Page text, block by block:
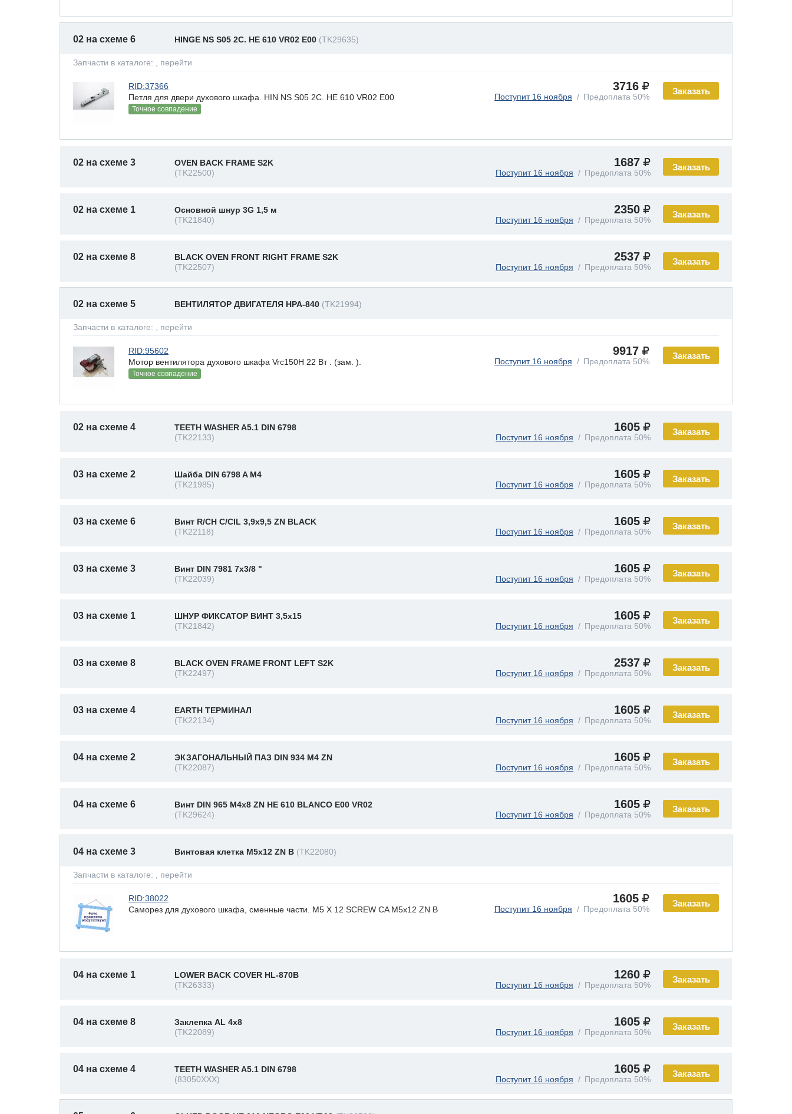
02 на схеме 6 HINGE NS S05 2C. HE 610 VR02 E00 (TK29635)
Запчасти в каталоге: , перейти
Заказать
RID:37366
Петля для двери духового шкафа. HIN NS S05 2C. HE 610 VR02 E00
Точное совпадение
3716
Поступит 16 ноября Предоплата 50%
Заказать
02 на схеме 3
OVEN BACK FRAME S2K
(TK22500)
1687
Поступит 16 ноября Предоплата 50%
Заказать
02 на схеме 1
Основной шнур 3G 1,5 м
(TK21840)
2350
Поступит 16 ноября Предоплата 50%
Заказать
02 на схеме 8
BLACK OVEN FRONT RIGHT FRAME S2K
(TK22507)
2537
Поступит 16 ноября Предоплата 50%
02 на схеме 5 ВЕНТИЛЯТОР ДВИГАТЕЛЯ HPA-840 (TK21994)
Запчасти в каталоге: , перейти
Заказать
RID:95602
Мотор вентилятора духового шкафа Vrc150H 22 Вт . (зам. ).
Точное совпадение
9917
Поступит 16 ноября Предоплата 50%
Заказать
02 на схеме 4
TEETH WASHER A5.1 DIN 6798
(TK22133)
1605
Поступит 16 ноября Предоплата 50%
Заказать
03 на схеме 2
Шайба DIN 6798 A M4
(TK21985)
1605
Поступит 16 ноября Предоплата 50%
Заказать
03 на схеме 6
Винт R/CH C/CIL 3,9x9,5 ZN BLACK
(TK22118)
1605
Поступит 16 ноября Предоплата 50%
Заказать
03 на схеме 3
Винт DIN 7981 7x3/8 "
(TK22039)
1605
Поступит 16 ноября Предоплата 50%
Заказать
03 на схеме 1
ШНУР ФИКСАТОР ВИНТ 3,5x15
(TK21842)
1605
Поступит 16 ноября Предоплата 50%
Заказать
03 на схеме 8
BLACK OVEN FRAME FRONT LEFT S2K
(TK22497)
2537
Поступит 16 ноября Предоплата 50%
Заказать
03 на схеме 4
EARTH ТЕРМИНАЛ
(TK22134)
1605
Поступит 16 ноября Предоплата 50%
Заказать
04 на схеме 2
ЭКЗАГОНАЛЬНЫЙ ПАЗ DIN 934 M4 ZN
(TK22087)
1605
Поступит 16 ноября Предоплата 50%
Заказать
04 на схеме 6
Винт DIN 965 M4x8 ZN HE 610 BLANCO E00 VR02
(TK29624)
1605
Поступит 16 ноября Предоплата 50%
04 на схеме 3 Винтовая клетка M5x12 ZN B (TK22080)
Запчасти в каталоге: , перейти
Заказать
RID:38022
Саморез для духового шкафа, сменные части. M5 X 12 SCREW CA M5x12 ZN B
1605
Поступит 16 ноября Предоплата 50%
Заказать
04 на схеме 1
LOWER BACK COVER HL-870B
(TK26333)
1260
Поступит 16 ноября Предоплата 50%
Заказать
04 на схеме 8
Заклепка AL 4x8
(TK22089)
1605
Поступит 16 ноября Предоплата 50%
Заказать
04 на схеме 4
TEETH WASHER A5.1 DIN 6798
(83050XXX)
1605
Поступит 16 ноября Предоплата 50%